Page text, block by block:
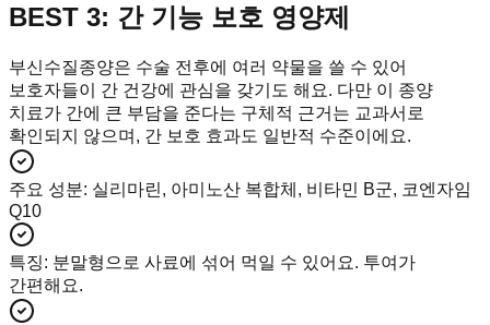
BEST 3: 간 기능 보호 영양제
부신수질종양은 수술 전후에 여러 약물을 쓸 수 있어
보호자들이 간 건강에 관심을 갖기도 해요. 다만 이 종양
치료가 간에 큰 부담을 준다는 구체적 근거는 교과서로
확인되지 않으며, 간 보호 효과도 일반적 수준이에요.
주요 성분: 실리마린, 아미노산 복합체, 비타민 B군, 코엔자임
Q10
특징: 분말형으로 사료에 섞어 먹일 수 있어요. 투여가
간편해요.